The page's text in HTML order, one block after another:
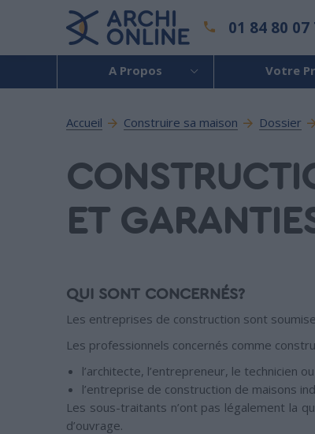
01 84 80 07
A Propos Votre
Accueil Construire sa maison Dossier
ET
QUI SONT CONCERNÉS?
Les entreprises de construction sont
Les professionnels concernés comme
l’architecte, l’entrepreneur, le technicien
l’entreprise de construction de maisons
Les sous-traitants n’ont pas légalement la
d’ouvrage.